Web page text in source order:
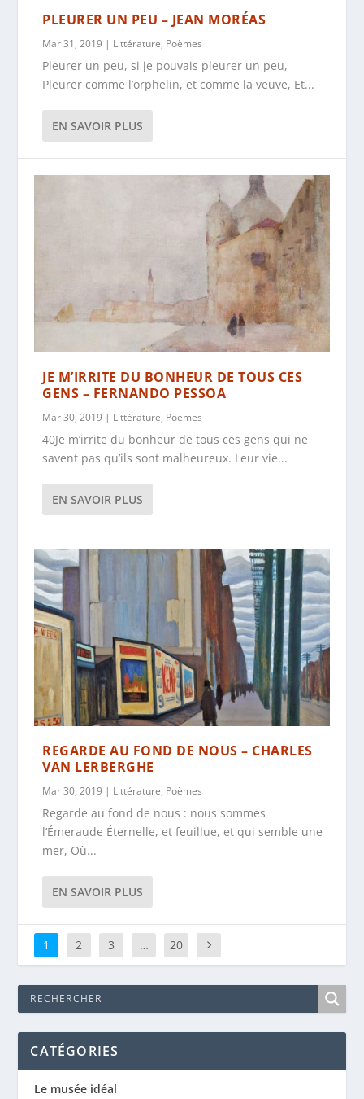
PLEURER UN PEU – JEAN MORÉAS
Mar 31, 2019 | Littérature, Poèmes
Pleurer un peu, si je pouvais pleurer un peu,
Pleurer comme l’orphelin, et comme la veuve, Et...
EN SAVOIR PLUS
JE M’IRRITE DU BONHEUR DE TOUS CES
GENS – FERNANDO PESSOA
Mar 30, 2019 | Littérature, Poèmes
40Je m’irrite du bonheur de tous ces gens qui ne
savent pas qu’ils sont malheureux. Leur vie...
EN SAVOIR PLUS
REGARDE AU FOND DE NOUS – CHARLES
VAN LERBERGHE
Mar 30, 2019 | Littérature, Poèmes
Regarde au fond de nous : nous sommes
l’Émeraude Éternelle, et feuillue, et qui semble une
mer, Où...
EN SAVOIR PLUS
1 2 3 … 20
CATÉGORIES
Le musée idéal